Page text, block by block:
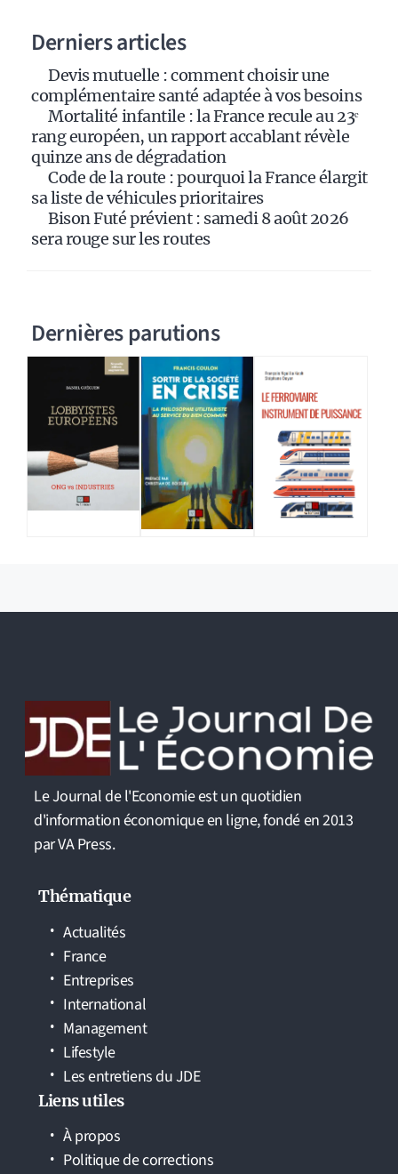
Derniers articles
Devis mutuelle : comment choisir une
complémentaire santé adaptée à vos besoins
Mortalité infantile : la France recule au 23ᵉ
rang européen, un rapport accablant révèle
quinze ans de dégradation
Code de la route : pourquoi la France élargit
sa liste de véhicules prioritaires
Bison Futé prévient : samedi 8 août 2026
sera rouge sur les routes
Dernières parutions
Le Journal de l'Economie est un quotidien
d'information économique en ligne, fondé en 2013
par VA Press.
Thématique
Actualités
France
Entreprises
International
Management
Lifestyle
Les entretiens du JDE
Liens utiles
À propos
Politique de corrections